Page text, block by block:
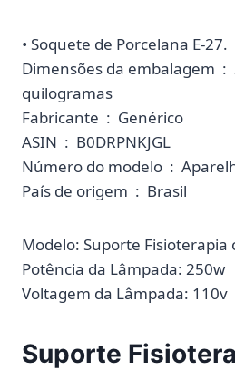
• Soquete de Porcelana E-27.
Dimensões da embalagem ‏ : ‎ 28 x 25 x 17 cm; 1,3
quilogramas
Fabricante ‏ : ‎ Genérico
ASIN ‏ : ‎ B0DRPNKJGL
Número do
País de origem ‏ : ‎ Brasil
Modelo: Suporte Fisioterapia
Potência da Lâmpada: 250w
Voltagem da Lâmpada: 110v
Suporte